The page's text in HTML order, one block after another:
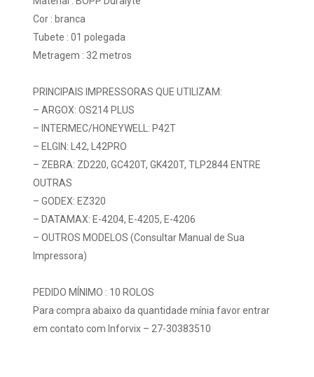
Cor : branca
Tubete : 01 polegada
Metragem : 32 metros
PRINCIPAIS IMPRESSORAS QUE UTILIZAM:
– ARGOX: OS214 PLUS
– INTERMEC/HONEYWELL: P42T
– ELGIN: L42, L42PRO
– ZEBRA: ZD220, GC420T, GK420T, TLP2844 ENTRE
OUTRAS
– GODEX: EZ320
– DATAMAX: E-4204, E-4205, E-4206
– OUTROS MODELOS (Consultar Manual de Sua
Impressora)
PEDIDO MÍNIMO : 10 ROLOS
Para compra abaixo da quantidade mínia favor entrar
em contato com Inforvix – 27-30383510